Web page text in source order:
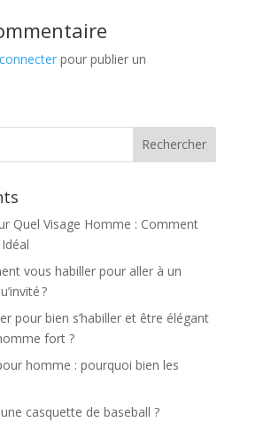
pour publier un
Quel Visage Homme : Comment
vous habiller pour aller à un
?
pour bien s’habiller et être élégant
fort ?
homme : pourquoi bien les
casquette de baseball ?